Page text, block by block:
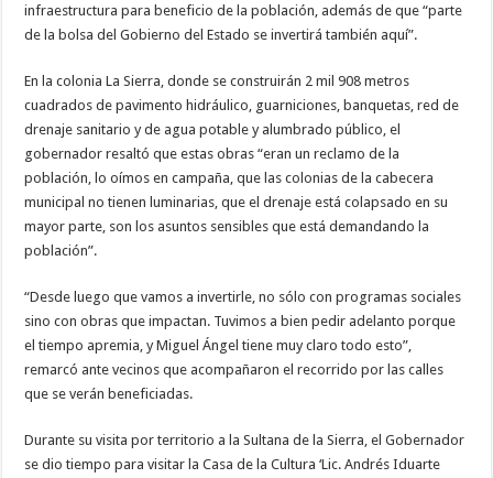
infraestructura para beneficio de la población, además de que “parte
de la bolsa del Gobierno del Estado se invertirá también aquí”.
En la colonia La Sierra, donde se construirán 2 mil 908 metros
cuadrados de pavimento hidráulico, guarniciones, banquetas, red de
drenaje sanitario y de agua potable y alumbrado público, el
gobernador resaltó que estas obras “eran un reclamo de la
población, lo oímos en campaña, que las colonias de la cabecera
municipal no tienen luminarias, que el drenaje está colapsado en su
mayor parte, son los asuntos sensibles que está demandando la
población”.
“Desde luego que vamos a invertirle, no sólo con programas sociales
sino con obras que impactan. Tuvimos a bien pedir adelanto porque
el tiempo apremia, y Miguel Ángel tiene muy claro todo esto”,
remarcó ante vecinos que acompañaron el recorrido por las calles
que se verán beneficiadas.
Durante su visita por territorio a la Sultana de la Sierra, el Gobernador
se dio tiempo para visitar la Casa de la Cultura ‘Lic. Andrés Iduarte